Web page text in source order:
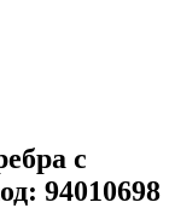
с
94010698